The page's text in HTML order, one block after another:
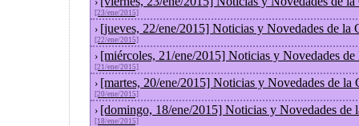
[23/ene/2015]
› [jueves, 22/ene/2015] Noticias y Novedades de la
[22/ene/2015]
› [miércoles, 21/ene/2015] Noticias y Novedades
[21/ene/2015]
› [martes, 20/ene/2015] Noticias y Novedades de la
[20/ene/2015]
› [domingo, 18/ene/2015] Noticias y Novedades de
[18/ene/2015]